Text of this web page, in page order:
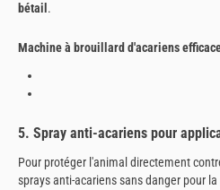
bétail .
Machine à brouillard d'acariens
5. Spray anti-acariens pour
Pour protéger l'animal directement
sprays anti-acariens sans danger pour